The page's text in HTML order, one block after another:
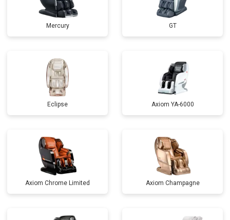
Mercury GT
Eclipse Axiom YA-6000
Axiom Chrome Limited Axiom Champagne